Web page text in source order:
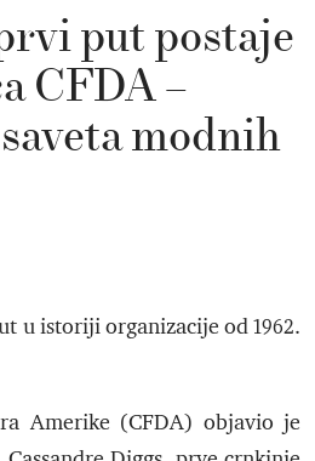
put postaje
CFDA –
modnih
u istoriji organizacije od 1962.
Amerike (CFDA) objavio je